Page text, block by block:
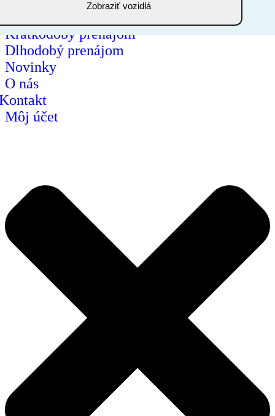
Krátkodobý prenájom
Dlhodobý prenájom
Novinky
O nás
Môj účet
Zobraziť vozidlá